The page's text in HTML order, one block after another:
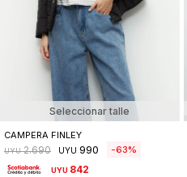
Seleccionar talle
CAMPERA FINLEY
UYU 2.690 UYU 990 63
UYU 842